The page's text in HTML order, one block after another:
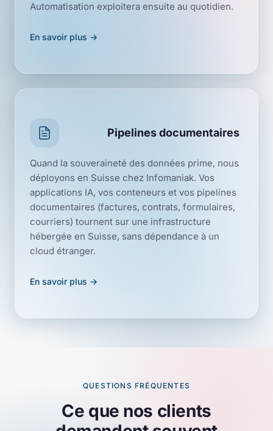
Automatisation exploitera ensuite au quotidien.
En savoir plus →
Pipelines documentaires
Quand la souveraineté des données prime, nous
déployons en Suisse chez Infomaniak. Vos
applications IA, vos conteneurs et vos pipelines
documentaires (factures, contrats, formulaires,
courriers) tournent sur une infrastructure
hébergée en Suisse, sans dépendance à un
cloud étranger.
En savoir plus →
QUESTIONS FRÉQUENTES
Ce que nos clients